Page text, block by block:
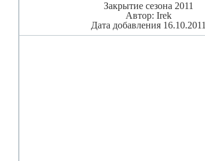
Закрытие сезона 2011
Автор: Irek
Дата добавления 16.10.2011